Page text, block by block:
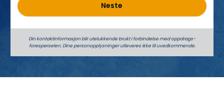
Neste
Din kontaktinformasjon blir utelukkende brukt i forbindelse med oppdrags­
forespørselen. Dine person­­opplysninger utleveres ikke til uvedkommende.